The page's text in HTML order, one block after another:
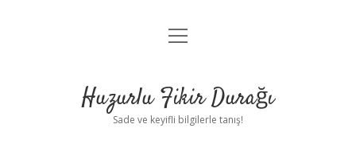
Anasayfa
Yasal Uyarı
menüyü
Huzurlu Fikir Durağı
Sade ve keyifli bilgilerle tanış!